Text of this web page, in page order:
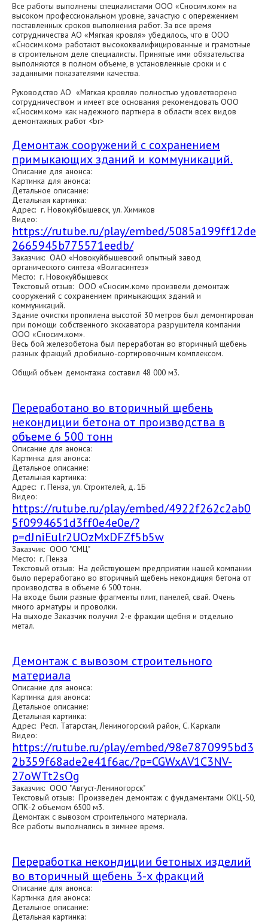
Все работы выполнены специалистами ООО «Сносим.ком» на
высоком профессиональном уровне, зачастую с опережением
поставленных сроков выполнения работ. За все время
сотрудничества АО «Мягкая кровля» убедилось, что в ООО
«Сносим.ком» работают высококвалифицированные и грамотные
в строительном деле специалисты. Принятые ими обязательства
выполняются в полном объеме, в установленные сроки и с
заданными показателями качества.
Руководство АО «Мягкая кровля» полностью удовлетворено
сотрудничеством и имеет все основания рекомендовать ООО
«Сносим.ком» как надежного партнера в области всех видов
демонтажных работ <br>
Демонтаж сооружений с сохранением
примыкающих зданий и коммуникаций.
Описание для анонса:
Картинка для анонса:
Детальное описание:
Детальная картинка:
Адрес: г. Новокуйбышевск, ул. Химиков
Видео:
https://rutube.ru/play/embed/5085a199ff12de
2665945b775571eedb/
Заказчик: ОАО «Новокуйбышевский опытный завод
органического синтеза «Волгасинтез»
Место: г. Новокуйбышевск
Текстовый отзыв: ООО «Сносим.ком» произвели демонтаж
сооружений с сохранением примыкающих зданий и
коммуникаций.
Здание очистки пропилена высотой 30 метров был демонтирован
при помощи собственного экскаватора разрушителя компании
ООО «Сносим.ком».
Весь бой железобетона был переработан во вторичный щебень
разных фракций дробильно-сортировочным комплексом.
Общий объем демонтажа составил 48 000 м3.
Переработано во вторичный щебень
некондиции бетона от производства в
объеме 6 500 тонн
Описание для анонса:
Картинка для анонса:
Детальное описание:
Детальная картинка:
Адрес: г. Пенза, ул. Строителей, д. 1Б
Видео:
https://rutube.ru/play/embed/4922f262c2ab0
5f0994651d3ff0e4e0e/?
p=dJniEulr2UOzMxDFZf5b5w
Заказчик: ООО "СМЦ"
Место: г. Пенза
Текстовый отзыв: На действующем предприятии нашей компании
было переработано во вторичный щебень некондиция бетона от
производства в объеме 6 500 тонн.
На входе были разные фрагменты плит, панелей, свай. Очень
много арматуры и проволки.
На выходе Заказчик получил 2-е фракции щебня и отдельно
метал.
Демонтаж с вывозом строительного
материала
Описание для анонса:
Картинка для анонса:
Детальное описание:
Детальная картинка:
Адрес: Респ. Татарстан, Лениногорский район, С. Каркали
Видео:
https://rutube.ru/play/embed/98e7870995bd3
2b359f68ade2e41f6ac/?p=CGWxAV1C3NV-
27oWTt2sOg
Заказчик: ООО "Август-Лениногорск"
Текстовый отзыв: Произведен демонтаж с фундаментами ОКЦ-50,
ОПК-2 объемом 6500 м3.
Демонтаж с вывозом строительного материала.
Все работы выполнялись в зимнее время.
Переработка некондиции бетоных изделий
во вторичный щебень 3-х фракций
Описание для анонса:
Картинка для анонса:
Детальное описание:
Детальная картинка: